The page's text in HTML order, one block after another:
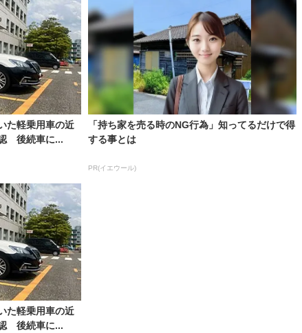
た軽乗用車の近
後続車に...
「持ち家を売る時のNG行為」知ってるだけで得
する事とは
PR(イエウール)
た軽乗用車の近
後続車に...